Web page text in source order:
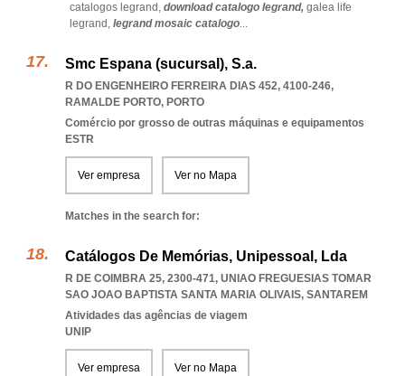
catalogos legrand, download catalogo legrand, galea life
legrand, legrand mosaic catalogo...
Smc Espana (sucursal), S.a.
R DO ENGENHEIRO FERREIRA DIAS 452, 4100-246,
RAMALDE PORTO, PORTO
Comércio por grosso de outras máquinas e equipamentos
ESTR
Ver empresa Ver no Mapa
Matches in the search for:
Catálogos De Memórias, Unipessoal, Lda
R DE COIMBRA 25, 2300-471, UNIAO FREGUESIAS TOMAR
SAO JOAO BAPTISTA SANTA MARIA OLIVAIS, SANTAREM
Atividades das agências de viagem
UNIP
Ver empresa Ver no Mapa